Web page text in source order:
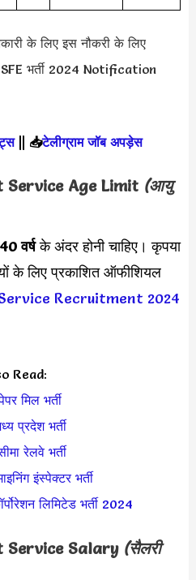
के लिए इस नौकरी के लिए
भर्ती 2024 Notification
|| 📥टेलीग्राम जॉब अपड़ेस
Service Age Limit (आयु
वर्षके अंदर होनी चाहिए। कृपया
के लिए प्रकाशित ऑफीशियल
Recruitment 2024
Read:
मिल भर्ती
प्रदेश भर्ती
रेलवे भर्ती
इंस्पेक्टर भर्ती
लिमिटेड भर्ती 2024
Service Salary (सैलरी